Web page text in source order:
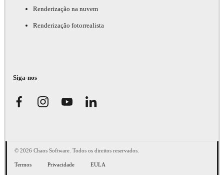
Renderização na nuvem
Renderização fotorrealista
Siga-nos
© 2026 Chaos Software. Todos os direitos reservados.
Termos Privacidade EULA